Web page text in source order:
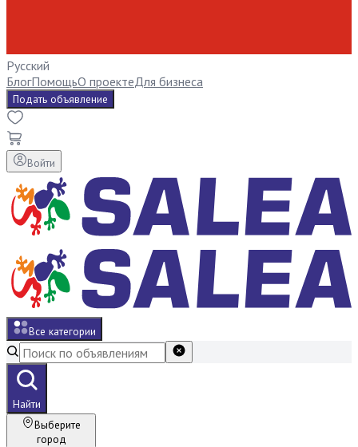
Русский
БлогПомощьО проектеДля бизнеса
Подать объявление
Войти
Все категории
Найти
Выберите
город